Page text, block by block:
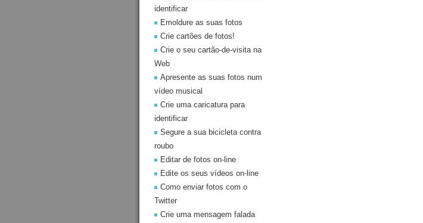
identificar
Emoldure as suas fotos
Crie cartões de fotos!
Crie o seu cartão-de-visita na
Web
Apresente as suas fotos num
vídeo musical
Crie uma caricatura para
identificar
Segure a sua bicicleta contra
roubo
Editar de fotos on-line
Edite os seus vídeos on-line
Como enviar fotos com o
Twitter
Crie uma mensagem falada